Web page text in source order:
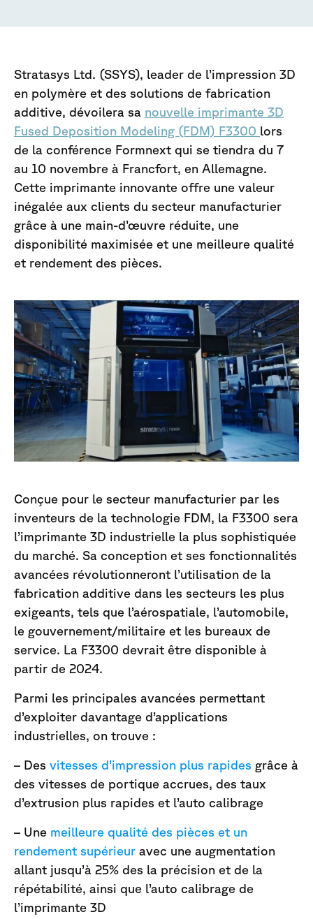
Stratasys Ltd. (SSYS), leader de l’impression 3D
en polymère et des solutions de fabrication
additive, dévoilera sa nouvelle imprimante 3D
Fused Deposition Modeling (FDM) F3300 lors
de la conférence Formnext qui se tiendra du 7
au 10 novembre à Francfort, en Allemagne.
Cette imprimante innovante offre une valeur
inégalée aux clients du secteur manufacturier
grâce à une main-d’œuvre réduite, une
disponibilité maximisée et une meilleure qualité
et rendement des pièces.
Conçue pour le secteur manufacturier par les
inventeurs de la technologie FDM, la F3300 sera
l’imprimante 3D industrielle la plus sophistiquée
du marché. Sa conception et ses fonctionnalités
avancées révolutionneront l’utilisation de la
fabrication additive dans les secteurs les plus
exigeants, tels que l’aérospatiale, l’automobile,
le gouvernement/militaire et les bureaux de
service. La F3300 devrait être disponible à
partir de 2024.
Parmi les principales avancées permettant
d’exploiter davantage d’applications
industrielles, on trouve :
– Des vitesses d’impression plus rapides grâce à
des vitesses de portique accrues, des taux
d’extrusion plus rapides et l’auto calibrage
– Une meilleure qualité des pièces et un
rendement supérieur avec une augmentation
allant jusqu’à 25% des la précision et de la
répétabilité, ainsi que l’auto calibrage de
l’imprimante 3D